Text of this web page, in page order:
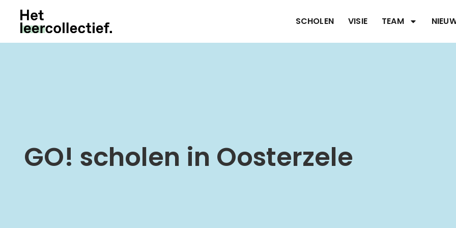
SCHOLEN VISIE TEAM
GO! scholen in Oosterzele